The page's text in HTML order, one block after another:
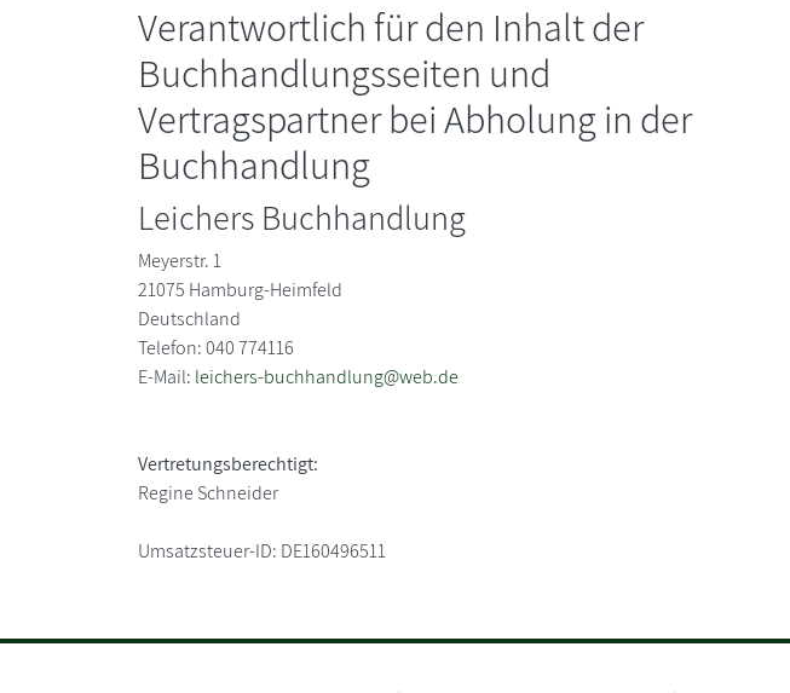
Verantwortlich für den Inhalt der
Buchhandlungsseiten und
Vertragspartner bei Abholung in der
Buchhandlung
Leichers Buchhandlung
Meyerstr. 1
21075 Hamburg-Heimfeld
Deutschland
Telefon: 040 774116
E-Mail: leichers-buchhandlung@web.de
Vertretungsberechtigt:
Regine Schneider
Umsatzsteuer-ID: DE160496511